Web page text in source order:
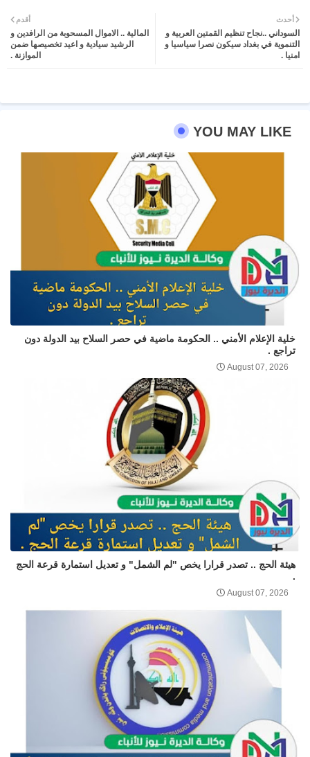
ter atsa
أحدث
السوداني ..نجاح تنظيم القمتين العربية و
التنموية في بغداد سيكون نصرا سياسيا و
امنيا .
أقدم
المالية .. الاموال المسحوبة من الرافدين و
الرشيد سيادية و اعيد تخصيصها ضمن
الموازنة .
YOU MAY LIKE
خلية الإعلام الأمني .. الحكومة ماضية في حصر السلاح بيد الدولة دون
تراجع .
August 07, 2026
هيئة الحج .. تصدر قرارا يخص "لم الشمل" و تعديل استمارة قرعة الحج
.
August 07, 2026